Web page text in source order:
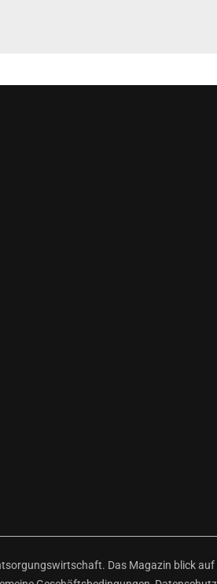
Das Magazin blick